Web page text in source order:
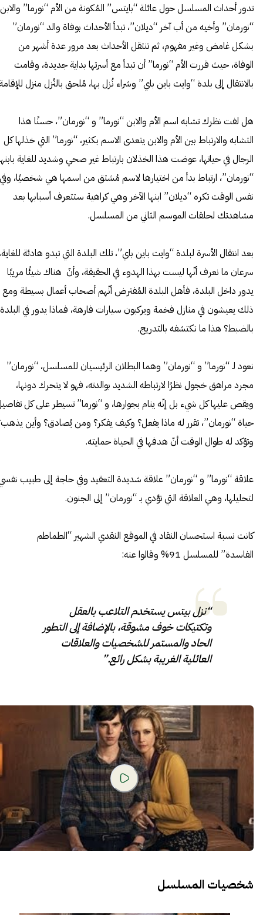
تدور أحداث المسلسل حول عائلة “بايتس” المُكونة من الأم “نورما” والابن
“نورمان” وأخيه من أب آخر “ديلان”، تبدأ الأحداث بوفاة والد “نورمان”
بشكل غامض وغير مفهوم، ثم تنتقل الأحداث بعد مرور عدة أشهر من
الوفاة، حيث قررت الأم “نورما” أن تبدأ مع أسرتها بداية جديدة، وقامت
بالانتقال إلى بلدة “وايت باين باي” وشراء نُزل بها، مُلحق بالنُزل منزل
هل لفت نظرك تشابه اسم الأم والابن “نورما” و “نورمان”، حسنًا هذا
التشابه والارتباط بين الأم والابن يتعدى الاسم بكثير، “نورما” التي خذلها كل
الرجال في حياتها، عوضت هذا الخذلان بارتباط غير صحي وشديد للغاية
“نورمان”، ارتباط بدأ من اختيارها لاسم مُشتق من اسمها هي شخصيًا، وفي
نفس الوقت تكره “ديلان” ابنها الآخر وهي كراهية ستتعرف أسبابها بعد
مشاهدتك لحلقات الموسم الثاني من المسلسل.
بعد انتقال الأسرة لبلدة “وايت باين باي”، تلك البلدة التي تبدو هادئة
سرعان ما نعرف أنّها ليست بهذا الهدوء في الحقيقة، وأنّ هناك شيئًا مريبًا
يدور داخل البلدة، فأهل البلدة المُفترض أنّهم أصحاب أعمال بسيطة ومع
ذلك يعيشون في منازل فخمة ويركبون سيارات فارهة، فماذا يدور في البلدة
بالضبط؟ هذا ما نكتشفه بالتدريج.
نعود لـ “نورما” و “نورمان” وهما البطلان الرئيسيان للمسلسل، “نورمان”
مجرد مراهق خجول نظرًا لارتباطه الشديد بوالدته، فهو لا يتحرك دونها،
ويقص عليها كل شيء بل إنّه ينام بجوارها، و “نورما” تسيطر على كل
حياة “نورمان”، تقرر له ماذا يفعل؟ وكيف يفكر؟ ومن يُصادق؟ وأين
وتؤكد له طوال الوقت أنّ هدفها في الحياة حمايته.
علاقة “نورما” و “نورمان” علاقة شديدة التعقيد وفي حاجة إلى طبيب
لتحليلها، وهي العلاقة التي تؤدي بـ “نورمان” إلى الجنون.
كانت نسبة استحسان النقاد في الموقع النقدي الشهير “الطماطم
الفاسدة” للمسلسل 91% وقالوا عنه:
“نزل بيتس يستخدم التلاعب بالعقل
وتكتيكات خوف مشوقة، بالإضافة إلى التطور
الحاد والمستمر للشخصيات والعلاقات
العائلية الغريبة بشكل رائع.”
شخصيات المسلسل